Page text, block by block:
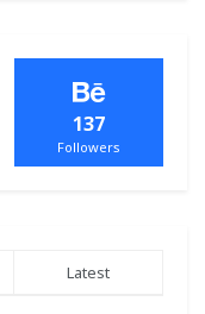
137
Followers
Latest